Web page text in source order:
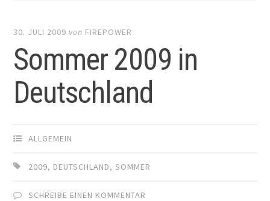
30. JULI 2009 von FIREPOWER
Sommer 2009 in
Deutschland
ALLGEMEIN
2009, DEUTSCHLAND,SOMMER
SCHREIBE EINEN KOMMENTAR